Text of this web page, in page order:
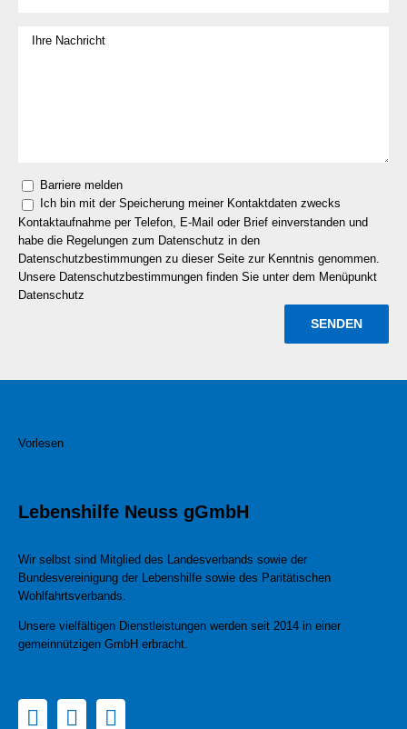
Barriere melden
Ich bin mit der Speicherung meiner Kontaktdaten zwecks
Kontaktaufnahme per Telefon, E-Mail oder Brief einverstanden und
habe die Regelungen zum Datenschutz in den
Datenschutzbestimmungen zu dieser Seite zur Kenntnis genommen.
Unsere Datenschutzbestimmungen finden Sie unter dem Menüpunkt
Datenschutz
Vorlesen
Lebenshilfe Neuss gGmbH
Wir selbst sind Mitglied des Landesverbands sowie der
Bundesvereinigung der Lebenshilfe sowie des Paritätischen
Wohlfahrtsverbands.
Unsere vielfältigen Dienstleistungen werden seit 2014 in einer
gemeinnützigen GmbH erbracht.